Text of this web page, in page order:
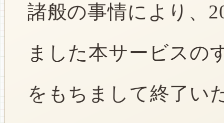
諸般の事情により、
ました本サービスの
をもちまして終了い